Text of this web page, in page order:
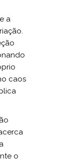
a
caos
o